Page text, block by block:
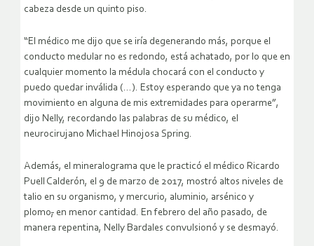
cabeza desde un quinto piso.
“El médico me dijo que se iría degenerando más, porque el
conducto medular no es redondo, está achatado, por lo que en
cualquier momento la médula chocará con el conducto y
puedo quedar inválida (…). Estoy esperando que ya no tenga
movimiento en alguna de mis extremidades para operarme”,
dijo Nelly, recordando las palabras de su médico, el
neurocirujano Michael Hinojosa Spring.
Además, el mineralograma que le practicó el médico Ricardo
Puell Calderón, el 9 de marzo de 2017, mostró altos niveles de
talio en su organismo, y mercurio, aluminio, arsénico y
plomo, en menor cantidad. En febrero del año pasado, de
manera repentina, Nelly Bardales convulsionó y se desmayó.